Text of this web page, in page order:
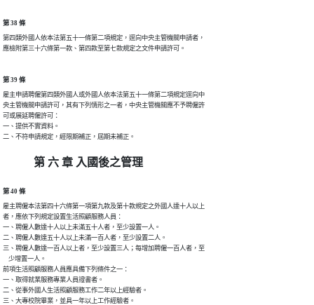
第 38 條
第四類外國人依本法第五十一條第二項規定，逕向中央主管機關申請者，
應檢附第三十六條第一款、第四款至第七款規定之文件申請許可。
第 39 條
雇主申請聘僱第四類外國人或外國人依本法第五十一條第二項規定逕向中
央主管機關申請許可，其有下列情形之一者，中央主管機關應不予聘僱許
可或展延聘僱許可：
一、提供不實資料。
二、不符申請規定，經限期補正，屆期未補正。
第 六 章 入國後之管理
第 40 條
雇主聘僱本法第四十六條第一項第九款及第十款規定之外國人達十人以上
者，應依下列規定設置生活照顧服務人員：
一、聘僱人數達十人以上未滿五十人者，至少設置一人。
二、聘僱人數達五十人以上未滿一百人者，至少設置二人。
三、聘僱人數達一百人以上者，至少設置三人；每增加聘僱一百人者，至
    少增置一人。
前項生活照顧服務人員應具備下列條件之一：
一、取得就業服務專業人員證書者。
二、從事外國人生活照顧服務工作二年以上經驗者。
三、大專校院畢業，並具一年以上工作經驗者。